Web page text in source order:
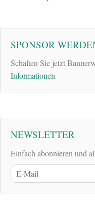
SPONSOR
Schalten Sie jetzt
Informationen
NEWSLETTER
Einfach abonnieren und